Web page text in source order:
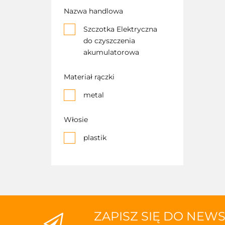
do usuwania sierści
do żaluzji
Nazwa handlowa
Szczotka Elektryczna
do czyszczenia
akumulatorowa
Materiał rączki
metal
Włosie
plastik
ZAPISZ SIĘ DO